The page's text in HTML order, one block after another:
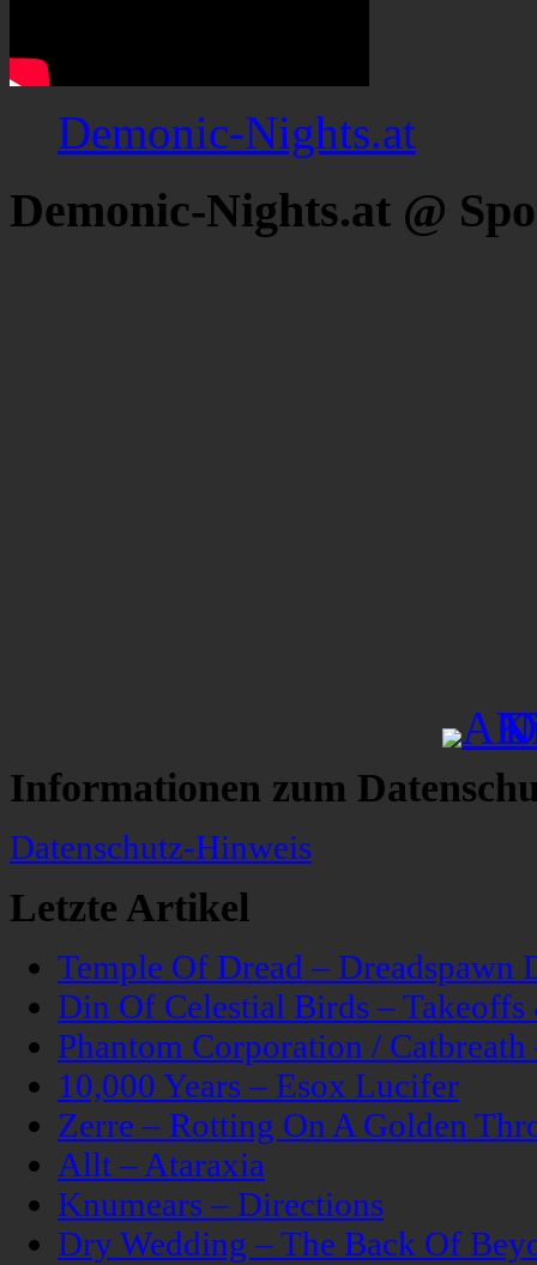
Demonic-Nights.at
Demonic-Nights.at @
Informationen zum
Datenschutz-Hinweis
Letzte Artikel
Temple Of Dread – Dreadspawn
Din Of Celestial Birds –
Phantom Corporation /
10,000 Years – Esox Lucifer
Zerre – Rotting On A Golden
Allt – Ataraxia
Knumears – Directions
Dry Wedding – The Back Of